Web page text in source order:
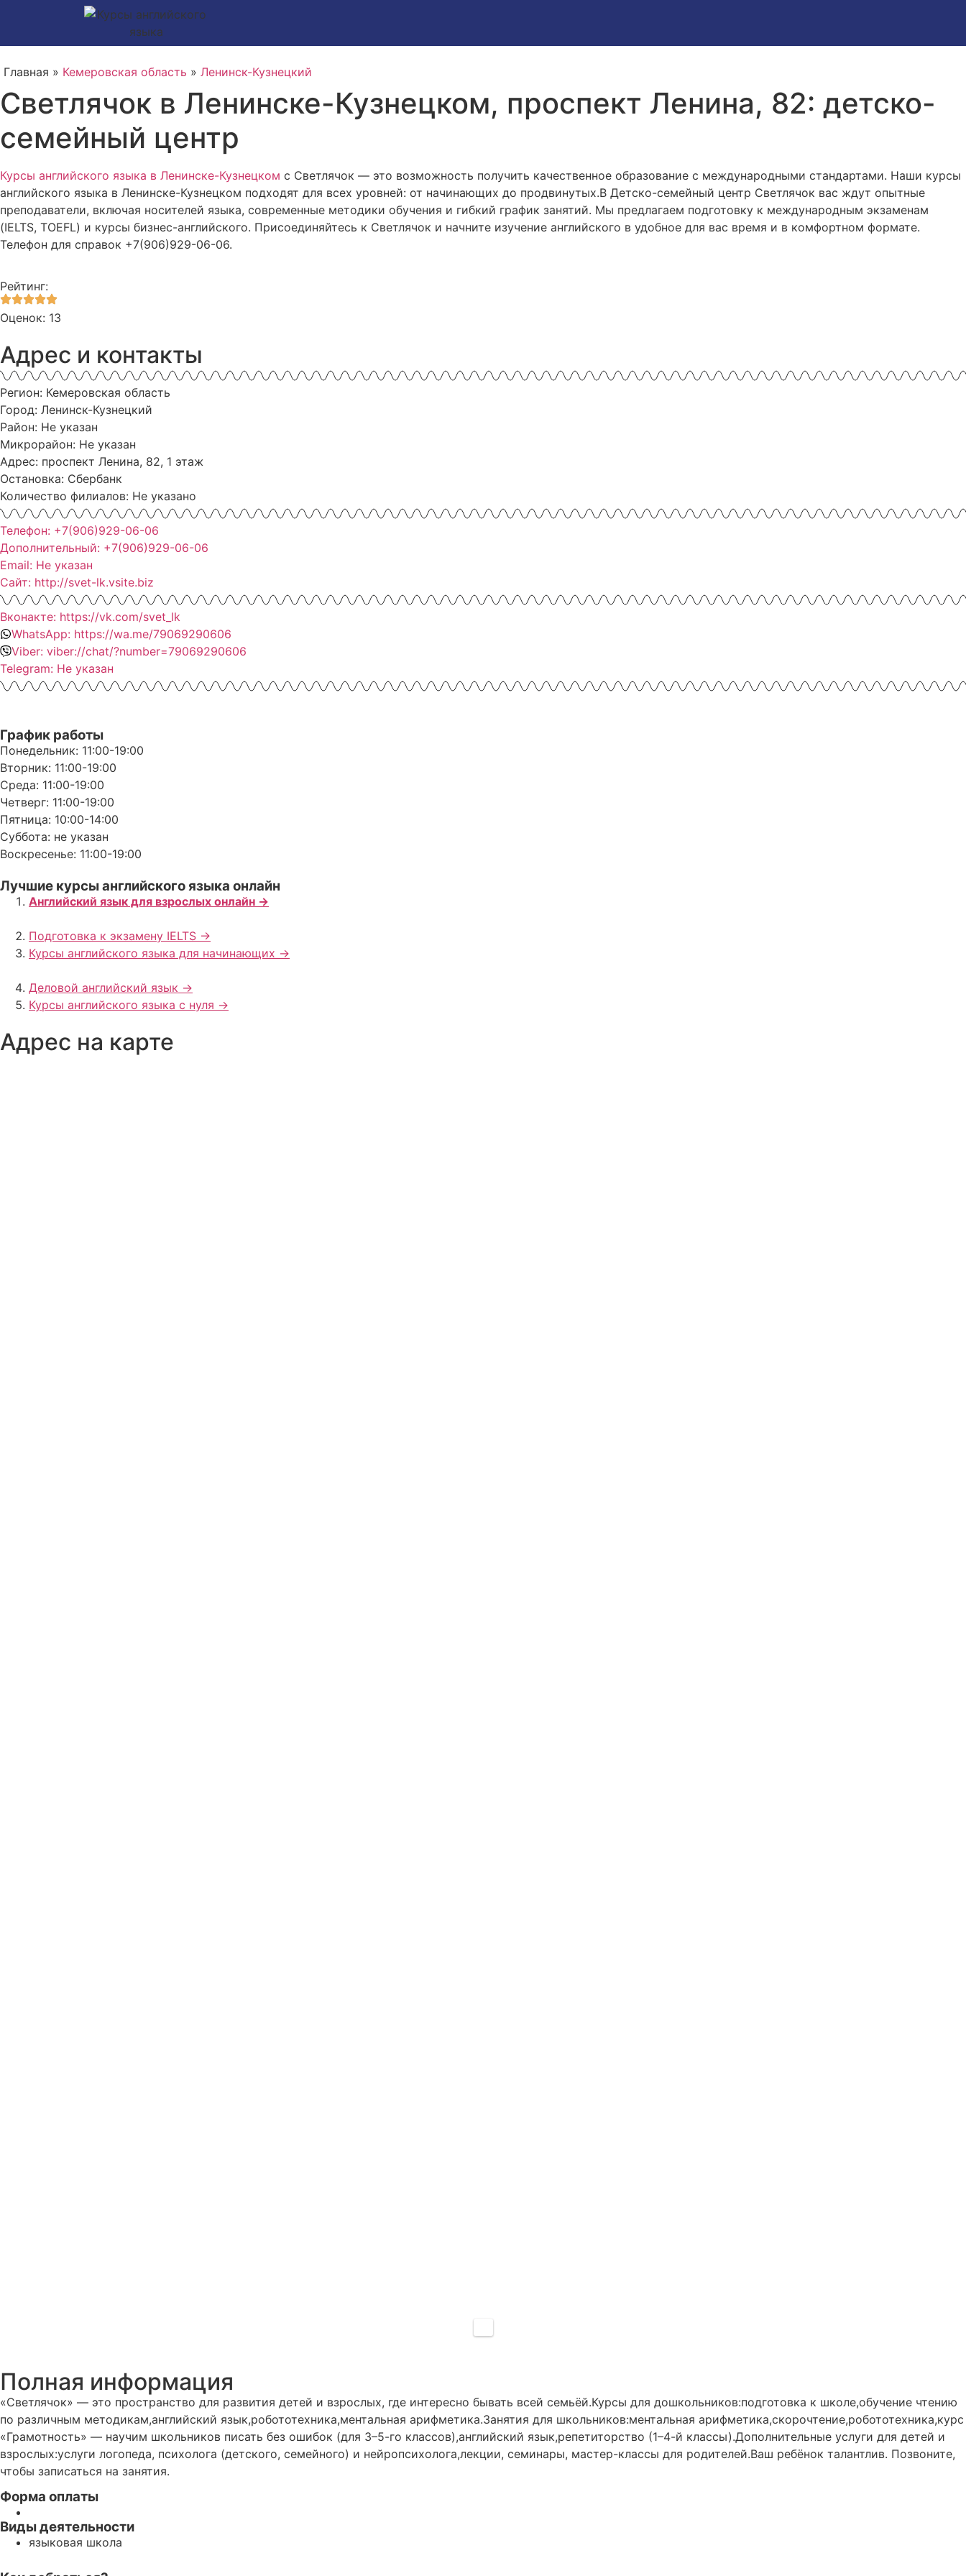
Главная » Кемеровская область » Ленинск-Кузнецкий
Светлячок в Ленинске-Кузнецком, проспект Ленина, 82: детско-
семейный центр
Курсы английского языка в Ленинске-Кузнецком с Светлячок — это возможность получить качественное образование с международными стандартами. Наши курсы
английского языка в Ленинске-Кузнецком подходят для всех уровней: от начинающих до продвинутых.В Детско-семейный центр Светлячок вас ждут опытные
преподаватели, включая носителей языка, современные методики обучения и гибкий график занятий. Мы предлагаем подготовку к международным экзаменам
(IELTS, TOEFL) и курсы бизнес-английского. Присоединяйтесь к Светлячок и начните изучение английского в удобное для вас время и в комфортном формате.
Телефон для справок +7(906)929-06-06.
Рейтинг:
Оценок: 13
Адрес и контакты
Регион: Кемеровская область
Город: Ленинск-Кузнецкий
Район: Не указан
Микрорайон: Не указан
Адрес: проспект Ленина, 82, 1 этаж
Остановка: Сбербанк
Количество филиалов: Не указано
Телефон: +7(906)929-06-06
Дополнительный: +7(906)929-06-06
Email: Не указан
Сайт: http://svet-lk.vsite.biz
Вконакте: https://vk.com/svet_lk
WhatsApp: https://wa.me/79069290606
Viber: viber://chat/?number=79069290606
Telegram: Не указан
График работы
Понедельник: 11:00-19:00
Вторник: 11:00-19:00
Среда: 11:00-19:00
Четверг: 11:00-19:00
Пятница: 10:00-14:00
Суббота: не указан
Воскресенье: 11:00-19:00
Лучшие курсы английского языка онлайн
Английский язык для взрослых онлайн ->
Подготовка к экзамену IELTS ->
Курсы английского языка для начинающих ->
Деловой английский язык ->
Курсы английского языка с нуля ->
Адрес на карте
Полная информация
«Светлячок» — это пространство для развития детей и взрослых, где интересно бывать всей семьёй.Курсы для дошкольников:подготовка к школе,обучение чтению
по различным методикам,английский язык,робототехника,ментальная арифметика.Занятия для школьников:ментальная арифметика,скорочтение,робототехника,курс
«Грамотность» — научим школьников писать без ошибок (для 3–5-го классов),английский язык,репетиторство (1–4-й классы).Дополнительные услуги для детей и
взрослых:услуги логопеда, психолога (детского, семейного) и нейропсихолога,лекции, семинары, мастер-классы для родителей.Ваш ребёнок талантлив. Позвоните,
чтобы записаться на занятия.
Форма оплаты
Виды деятельности
языковая школа